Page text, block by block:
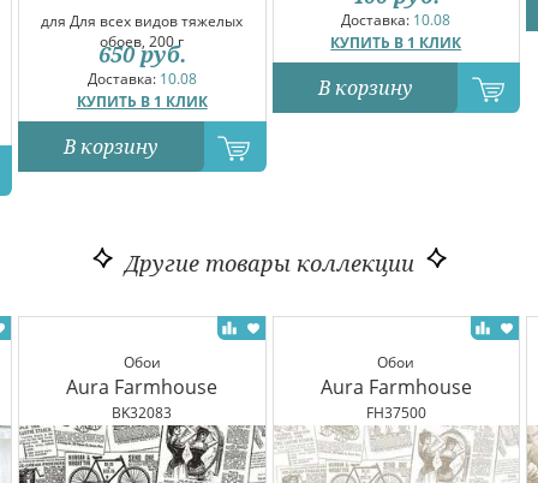
для Для всех видов тяжелых
обоев, 200 г
Доставка: 10.08
КУПИТЬ В 1 КЛИК
650 руб.
В корзину
Доставка: 10.08
КУПИТЬ В 1 КЛИК
В корзину
Другие товары коллекции
Обои
Aura Farmhouse
BK32083
Обои
Aura Farmhouse
FH37500